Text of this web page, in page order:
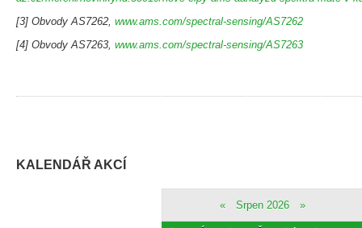
[3] Obvody AS7262, www.ams.com/spectral-sensing/AS7262
[4] Obvody AS7263, www.ams.com/spectral-sensing/AS7263
KALENDÁŘ AKCÍ
« Srpen 2026 »